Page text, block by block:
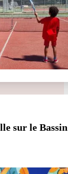
sur le Bassin